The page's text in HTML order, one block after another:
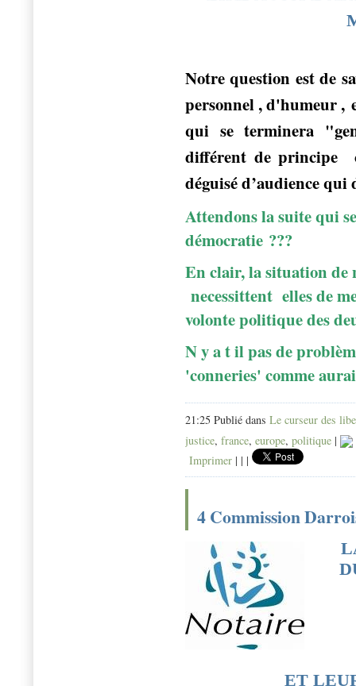
Notre question est de
personnel , d'humeur ,
qui se terminera
différent de principe
déguisé d’audience
Attendons la suite qui
démocratie ???
En clair, la situation de
necessittent elles de
volonte politique des
N y a t il pas de
'conneries' comme
21:25 Publié dans Le curseur des
justice, france, europe, politique |
Imprimer | | |
4 Commission
ET